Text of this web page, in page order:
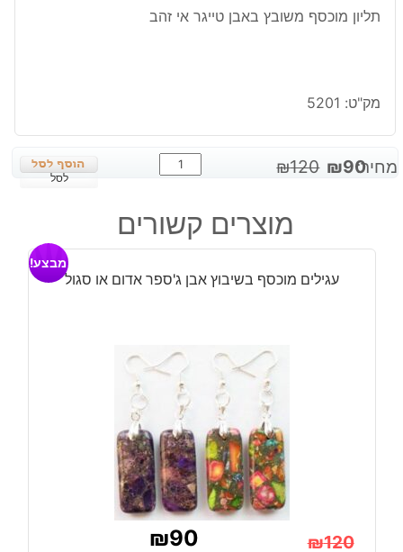
תליון מוכסף משובץ באבן טייגר אי זהב
מק"ט: 5201
מחיר: ₪120המחיר
₪90
המחיר
כמות
של
מוכסף
משובץ
טייגר
לסל
מוצרים קשורים
עגילים מוכסף בשיבוץ אבן ג'ספר אדום או סגול
מבצע!
₪120
₪90